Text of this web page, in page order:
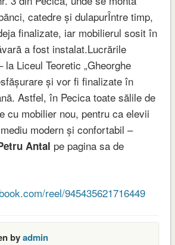
catedre și dulapurÎntre timp,
finalizate, iar mobilierul sosit în
a fost instalat.Lucrările
la Liceul Teoretic „Gheorghe
și vor fi finalizate în
Astfel, în Pecica toate sălile de
cu mobilier nou, pentru ca elevii
modern și confortabil –
Antal pe pagina sa de
reel/945435621716449
byadmin